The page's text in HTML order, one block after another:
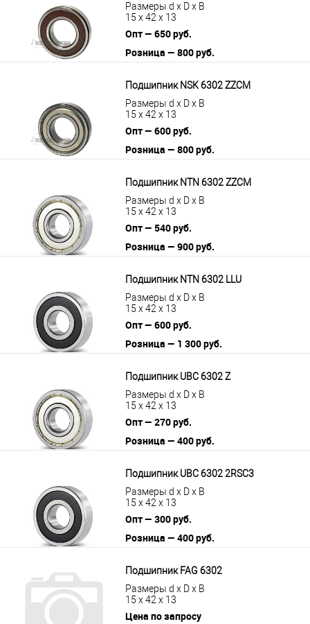
Размеры d x D x B
15 x 42 x 13
Опт — 650 руб.
Розница — 800 руб.
Подшипник NSK 6302 ZZCM
Размеры d x D x B
15 x 42 x 13
Опт — 600 руб.
Розница — 800 руб.
Подшипник NTN 6302 ZZCM
Размеры d x D x B
15 x 42 x 13
Опт — 540 руб.
Розница — 900 руб.
Подшипник NTN 6302 LLU
Размеры d x D x B
15 x 42 x 13
Опт — 600 руб.
Розница — 1 300 руб.
Подшипник UBC 6302 Z
Размеры d x D x B
15 x 42 x 13
Опт — 270 руб.
Розница — 400 руб.
Подшипник UBC 6302 2RSС3
Размеры d x D x B
15 x 42 x 13
Опт — 300 руб.
Розница — 400 руб.
Подшипник FAG 6302
Размеры d x D x B
15 x 42 x 13
Цена по запросу